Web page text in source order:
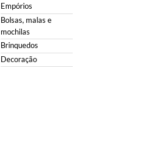
Empórios
Bolsas, malas e
mochilas
Brinquedos
Decoração